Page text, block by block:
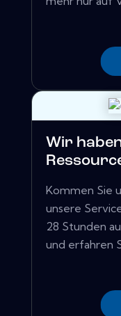
Wir
Kommen Sie
unsere
28 Stunden
und erfahren